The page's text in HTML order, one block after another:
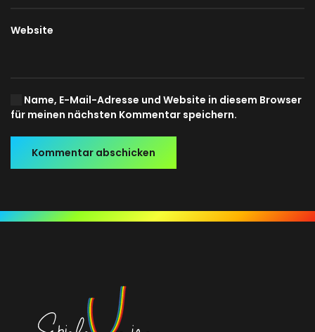
Website
Name, E-Mail-Adresse und Website in diesem Browser
für meinen nächsten Kommentar speichern.
Kommentar abschicken